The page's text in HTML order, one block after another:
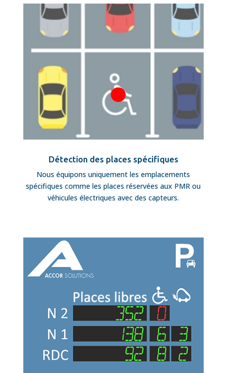
Détection des places spécifiques
Nous équipons uniquement les emplacements
spécifiques comme les places réservées aux PMR ou
véhicules électriques avec des capteurs.